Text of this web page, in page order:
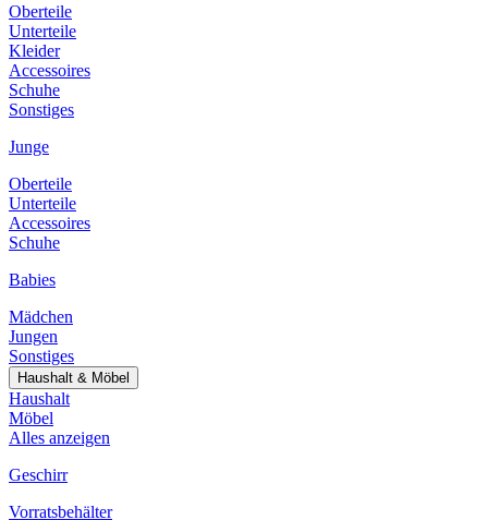
Oberteile
Unterteile
Kleider
Accessoires
Schuhe
Sonstiges
Junge
Oberteile
Unterteile
Accessoires
Schuhe
Babies
Mädchen
Jungen
Sonstiges
Haushalt & Möbel
Haushalt
Möbel
Alles anzeigen
Geschirr
Vorratsbehälter